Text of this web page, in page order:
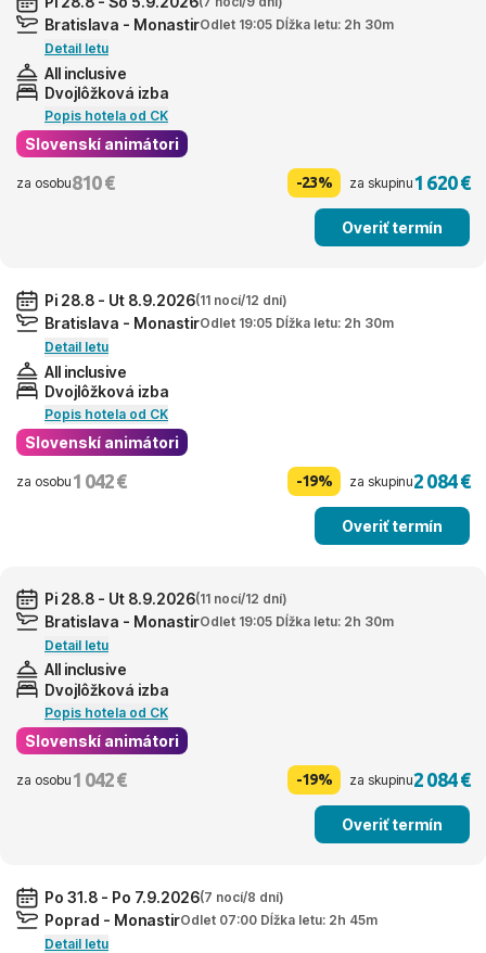
Bratislava - MonastirOdlet 19:05 Dĺžka letu: 2h 30m
Detail letu
All inclusive
Dvojlôžková izba
Popis hotela od CK
Slovenskí animátori
za osobu810 € -23% za skupinu1 620 €
Overiť termín
Pi 28.8 - Ut 8.9.2026(11 nocí/12 dní)
Bratislava - MonastirOdlet 19:05 Dĺžka letu: 2h 30m
Detail letu
All inclusive
Dvojlôžková izba
Popis hotela od CK
Slovenskí animátori
za osobu 1 042 € -19% za skupinu2 084 €
Overiť termín
Pi 28.8 - Ut 8.9.2026(11 nocí/12 dní)
Bratislava - MonastirOdlet 19:05 Dĺžka letu: 2h 30m
Detail letu
All inclusive
Dvojlôžková izba
Popis hotela od CK
Slovenskí animátori
za osobu 1 042 € -19% za skupinu2 084 €
Overiť termín
Po 31.8 - Po 7.9.2026(7 nocí/8 dní)
Poprad - MonastirOdlet 07:00 Dĺžka letu: 2h 45m
Detail letu